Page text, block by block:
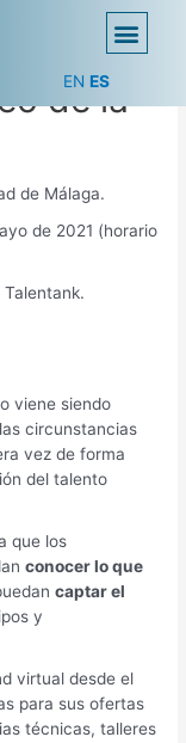
EN ES
de la
de Málaga.
de 2021 (horario
viene siendo
circunstancias
vez de forma
del talento
que los
conocer lo que
captar el
y
virtual desde el
para sus ofertas
técnicas, talleres